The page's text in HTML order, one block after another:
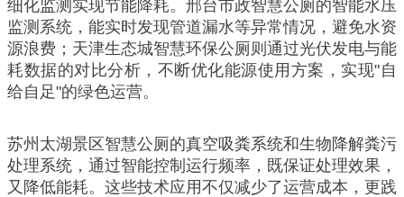
细化监测实现节能降耗。邢台市政智慧公厕的智能水压
监测系统，能实时发现管道漏水等异常情况，避免水资
源浪费；天津生态城智慧环保公厕则通过光伏发电与能
耗数据的对比分析，不断优化能源使用方案，实现"自
给自足"的绿色运营。
苏州太湖景区智慧公厕的真空吸粪系统和生物降解粪污
处理系统，通过智能控制运行频率，既保证处理效果，
又降低能耗。这些技术应用不仅减少了运营成本，更践